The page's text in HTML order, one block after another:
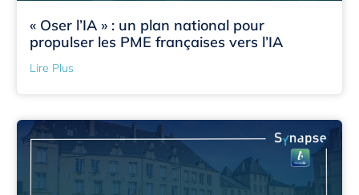
« Oser l’IA » : un plan national pour
propulser les PME françaises vers l’IA
Lire Plus